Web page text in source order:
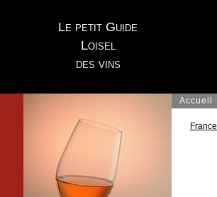
Le petit Guide
Loisel
des vins
Accueil
France